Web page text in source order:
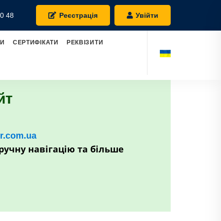
48 Реєстрація Увійти
СЕРТИФІКАТИ РЕКВІЗИТИ
навігацію та більше